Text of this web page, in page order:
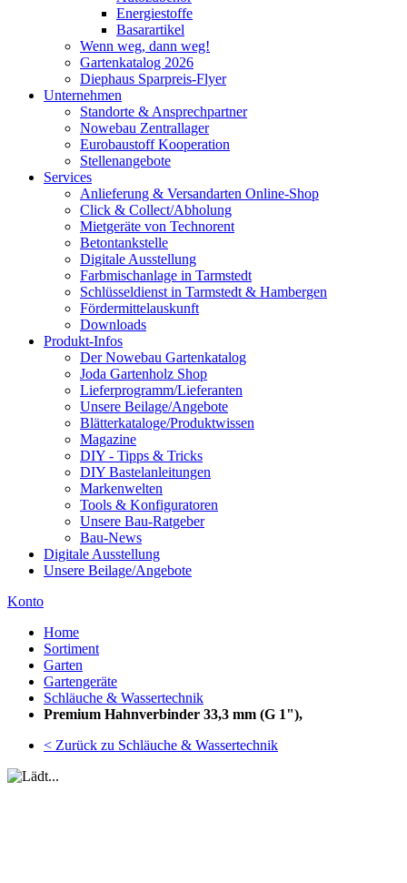
Energiestoffe
Basarartikel
Wenn weg, dann weg!
Gartenkatalog 2026
Diephaus Sparpreis-Flyer
Unternehmen
Standorte & Ansprechpartner
Nowebau Zentrallager
Eurobaustoff Kooperation
Stellenangebote
Services
Anlieferung & Versandarten Online-Shop
Click & Collect/Abholung
Mietgeräte von Technorent
Betontankstelle
Digitale Ausstellung
Farbmischanlage in Tarmstedt
Schlüsseldienst in Tarmstedt & Hambergen
Fördermittelauskunft
Downloads
Produkt-Infos
Der Nowebau Gartenkatalog
Joda Gartenholz Shop
Lieferprogramm/Lieferanten
Unsere Beilage/Angebote
Blätterkataloge/Produktwissen
Magazine
DIY - Tipps & Tricks
DIY Bastelanleitungen
Markenwelten
Tools & Konfiguratoren
Unsere Bau-Ratgeber
Bau-News
Digitale Ausstellung
Unsere Beilage/Angebote
Konto
Home
Sortiment
Garten
Gartengeräte
Schläuche & Wassertechnik
Premium Hahnverbinder 33,3 mm (G 1"),
< Zurück zu Schläuche & Wassertechnik